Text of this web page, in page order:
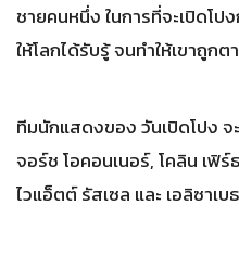
ชายคนหนึ่ง ในการที่จะเปิดโ
ให้โลกได้รับรู้ จนทำให้เขาถูก
ทีมนักแสดงของ วันเปิดโปง จ
จอร์ช โอคอนเนอร์, โคลิน เฟิ
ไวแอ็ตต์ รัสเซล และ เอลิซาเบ